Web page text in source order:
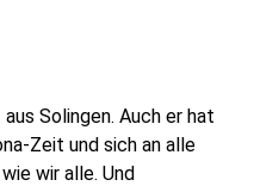
Solingen. Auch er hat
Zeit und sich an alle
wir alle. Und